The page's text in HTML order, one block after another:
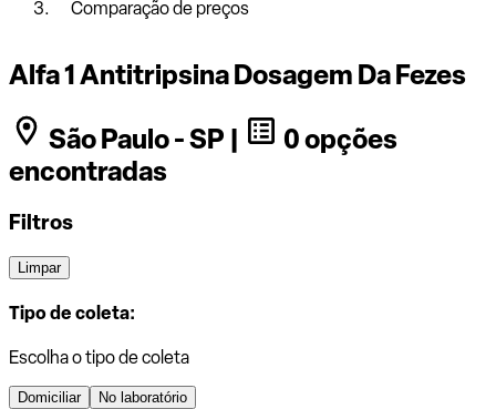
Comparação de preços
Alfa 1 Antitripsina Dosagem Da Fezes
São Paulo - SP |
0 opções
encontradas
Filtros
Limpar
Tipo de coleta:
Escolha o tipo de coleta
Domiciliar No laboratório